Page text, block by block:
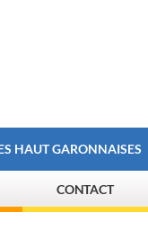
HAUT GARONNAISES
CONTACT